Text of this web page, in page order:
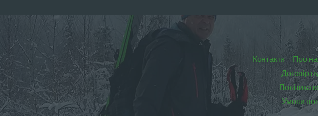
Контакти Про
Договір
Політика
Умови